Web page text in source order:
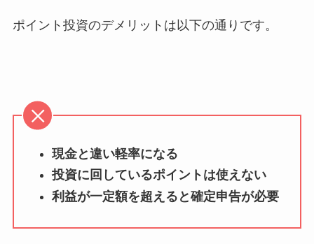
ポイント投資のデメリットは以下の通りです。
現金と違い軽率になる
投資に回しているポイントは使えない
利益が一定額を超えると確定申告が必要